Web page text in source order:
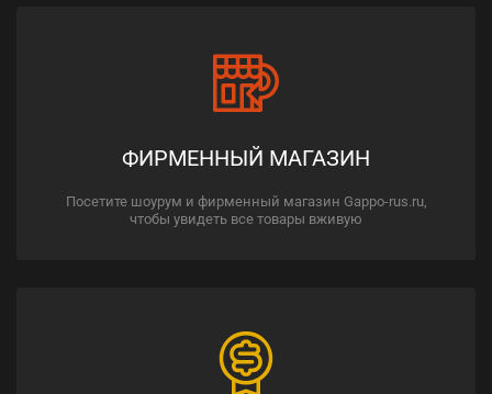
ФИРМЕННЫЙ МАГАЗИН
Посетите шоурум и фирменный магазин Gappo-rus.ru,
чтобы увидеть все товары вживую